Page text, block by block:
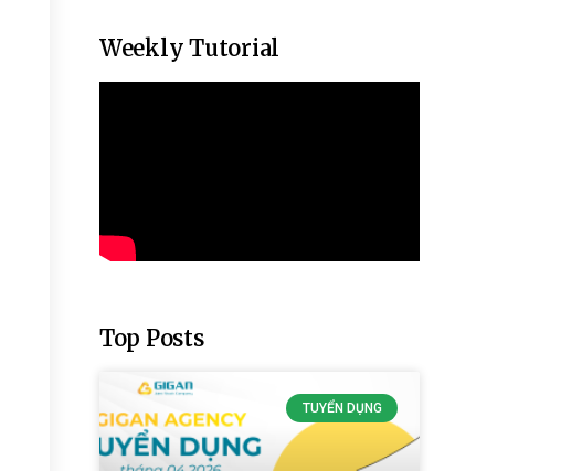
Weekly Tutorial
Top Posts
TUYỂN DỤNG